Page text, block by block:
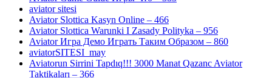
aviator sitesi
Aviator Slottica Kasyn Online – 466
Aviator Slottica Warunki I Zasady Polityka – 956
Aviator Игра Демо Играть Таким Образом – 860
aviatorSITESI_may
Aviatorun Sirrini Tapdıq!!! 3000 Manat Qazanc Aviator
Taktikaları – 366